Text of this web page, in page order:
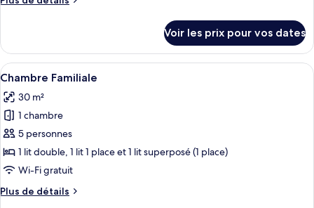
chambre :
non-
fumeurs,
salle
de
bains
attenante
le
type
de
Chambre
Familiale,
non-
fumeurs,
salle
de
bains
attenante
Voir les prix pour vos dates
Afficher
toutes
les
photos
pour
ce
type
chambre :
Une chambre d’hôtel avec un lit
9
Chambre Familiale
30 m²
1 chambre
5 personnes
1 lit double, 1 lit 1 place et 1 lit superposé (1 place)
Wi-Fi gratuit
Plus de détails
Plus